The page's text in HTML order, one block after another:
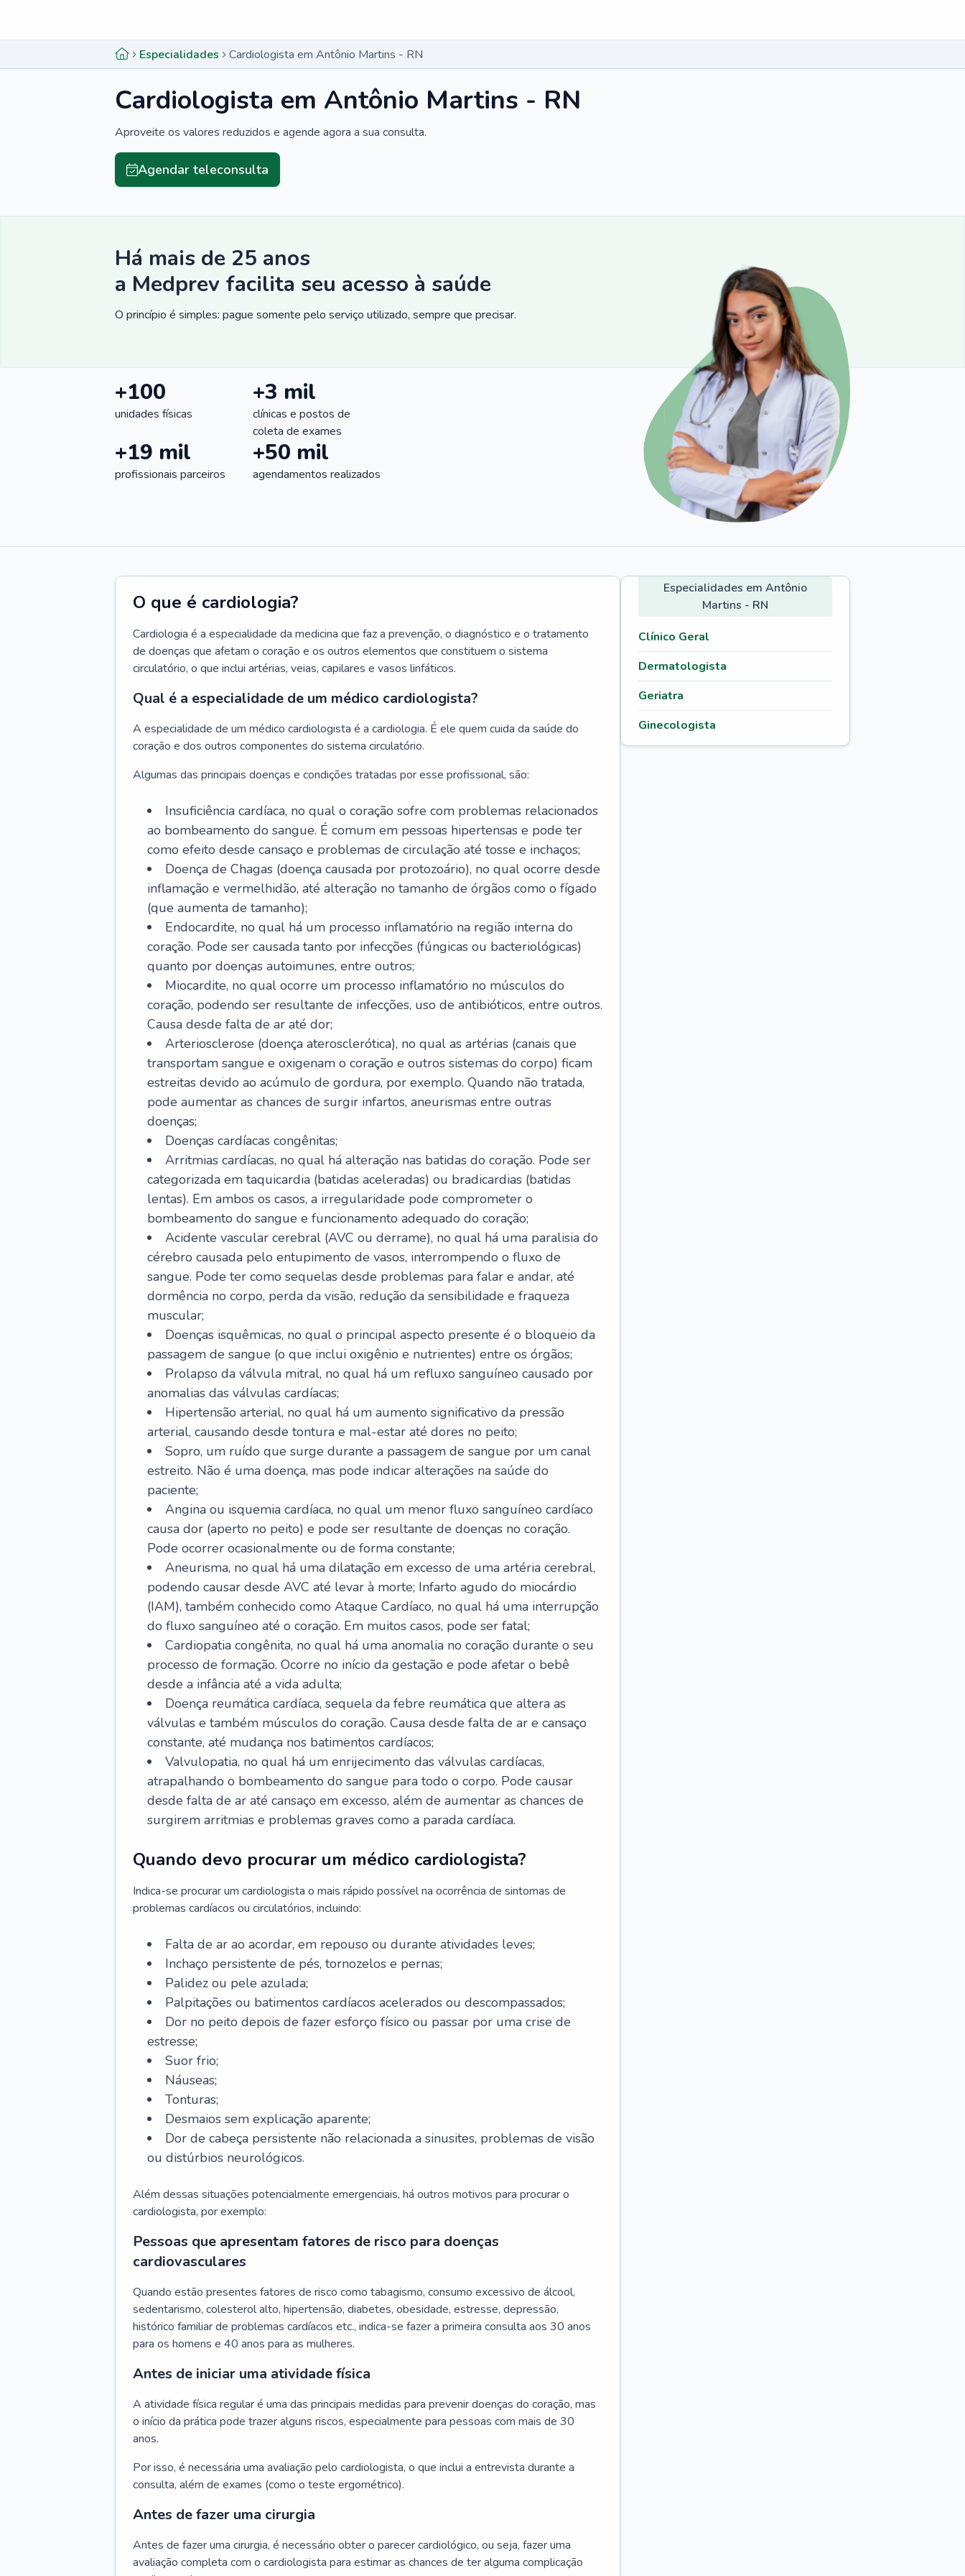
Especialidades Cardiologista em Antônio Martins - RN
Cardiologista em Antônio Martins - RN
Aproveite os valores reduzidos e agende agora a sua consulta.
Agendar teleconsulta
Há mais de 25 anos
a Medprev facilita seu acesso à saúde
O princípio é simples: pague somente pelo serviço utilizado, sempre que precisar.
+100
unidades físicas
+3 mil
clínicas e postos de
coleta de exames
+19 mil
profissionais parceiros
+50 mil
agendamentos realizados
O que é cardiologia?
Cardiologia é a especialidade da medicina que faz a prevenção, o diagnóstico e o tratamento
de doenças que afetam o coração e os outros elementos que constituem o sistema
circulatório, o que inclui artérias, veias, capilares e vasos linfáticos.
Qual é a especialidade de um médico cardiologista?
A especialidade de um médico cardiologista é a cardiologia. É ele quem cuida da saúde do
coração e dos outros componentes do sistema circulatório.
Algumas das principais doenças e condições tratadas por esse profissional, são:
Insuficiência cardíaca, no qual o coração sofre com problemas relacionados
ao bombeamento do sangue. É comum em pessoas hipertensas e pode ter
como efeito desde cansaço e problemas de circulação até tosse e inchaços;
Doença de Chagas (doença causada por protozoário), no qual ocorre desde
inflamação e vermelhidão, até alteração no tamanho de órgãos como o fígado
(que aumenta de tamanho);
Endocardite, no qual há um processo inflamatório na região interna do
coração. Pode ser causada tanto por infecções (fúngicas ou bacteriológicas)
quanto por doenças autoimunes, entre outros;
Miocardite, no qual ocorre um processo inflamatório no músculos do
coração, podendo ser resultante de infecções, uso de antibióticos, entre outros.
Causa desde falta de ar até dor;
Arteriosclerose (doença aterosclerótica), no qual as artérias (canais que
transportam sangue e oxigenam o coração e outros sistemas do corpo) ficam
estreitas devido ao acúmulo de gordura, por exemplo. Quando não tratada,
pode aumentar as chances de surgir infartos, aneurismas entre outras
doenças;
Doenças cardíacas congênitas;
Arritmias cardíacas, no qual há alteração nas batidas do coração. Pode ser
categorizada em taquicardia (batidas aceleradas) ou bradicardias (batidas
lentas). Em ambos os casos, a irregularidade pode comprometer o
bombeamento do sangue e funcionamento adequado do coração;
Acidente vascular cerebral (AVC ou derrame), no qual há uma paralisia do
cérebro causada pelo entupimento de vasos, interrompendo o fluxo de
sangue. Pode ter como sequelas desde problemas para falar e andar, até
dormência no corpo, perda da visão, redução da sensibilidade e fraqueza
muscular;
Doenças isquêmicas, no qual o principal aspecto presente é o bloqueio da
passagem de sangue (o que inclui oxigênio e nutrientes) entre os órgãos;
Prolapso da válvula mitral, no qual há um refluxo sanguíneo causado por
anomalias das válvulas cardíacas;
Hipertensão arterial, no qual há um aumento significativo da pressão
arterial, causando desde tontura e mal-estar até dores no peito;
Sopro, um ruído que surge durante a passagem de sangue por um canal
estreito. Não é uma doença, mas pode indicar alterações na saúde do
paciente;
Angina ou isquemia cardíaca, no qual um menor fluxo sanguíneo cardíaco
causa dor (aperto no peito) e pode ser resultante de doenças no coração.
Pode ocorrer ocasionalmente ou de forma constante;
Aneurisma, no qual há uma dilatação em excesso de uma artéria cerebral,
podendo causar desde AVC até levar à morte; Infarto agudo do miocárdio
(IAM), também conhecido como Ataque Cardíaco, no qual há uma interrupção
do fluxo sanguíneo até o coração. Em muitos casos, pode ser fatal;
Cardiopatia congênita, no qual há uma anomalia no coração durante o seu
processo de formação. Ocorre no início da gestação e pode afetar o bebê
desde a infância até a vida adulta;
Doença reumática cardíaca, sequela da febre reumática que altera as
válvulas e também músculos do coração. Causa desde falta de ar e cansaço
constante, até mudança nos batimentos cardíacos;
Valvulopatia, no qual há um enrijecimento das válvulas cardíacas,
atrapalhando o bombeamento do sangue para todo o corpo. Pode causar
desde falta de ar até cansaço em excesso, além de aumentar as chances de
surgirem arritmias e problemas graves como a parada cardíaca.
Quando devo procurar um médico cardiologista?
Indica-se procurar um cardiologista o mais rápido possível na ocorrência de sintomas de
problemas cardíacos ou circulatórios, incluindo:
Falta de ar ao acordar, em repouso ou durante atividades leves;
Inchaço persistente de pés, tornozelos e pernas;
Palidez ou pele azulada;
Palpitações ou batimentos cardíacos acelerados ou descompassados;
Dor no peito depois de fazer esforço físico ou passar por uma crise de
estresse;
Suor frio;
Náuseas;
Tonturas;
Desmaios sem explicação aparente;
Dor de cabeça persistente não relacionada a sinusites, problemas de visão
ou distúrbios neurológicos.
Além dessas situações potencialmente emergenciais, há outros motivos para procurar o
cardiologista, por exemplo:
Pessoas que apresentam fatores de risco para doenças
cardiovasculares
Quando estão presentes fatores de risco como tabagismo, consumo excessivo de álcool,
sedentarismo, colesterol alto, hipertensão, diabetes, obesidade, estresse, depressão,
histórico familiar de problemas cardíacos etc., indica-se fazer a primeira consulta aos 30 anos
para os homens e 40 anos para as mulheres.
Antes de iniciar uma atividade física
A atividade física regular é uma das principais medidas para prevenir doenças do coração, mas
o início da prática pode trazer alguns riscos, especialmente para pessoas com mais de 30
anos.
Por isso, é necessária uma avaliação pelo cardiologista, o que inclui a entrevista durante a
consulta, além de exames (como o teste ergométrico).
Antes de fazer uma cirurgia
Antes de fazer uma cirurgia, é necessário obter o parecer cardiológico, ou seja, fazer uma
avaliação completa com o cardiologista para estimar as chances de ter alguma complicação
Especialidades em Antônio
Martins - RN
Clínico Geral
Dermatologista
Geriatra
Ginecologista